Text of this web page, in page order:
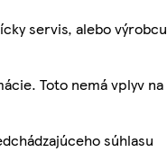
servis, alebo výrobcu
Toto nemá vplyv na
súhlasu